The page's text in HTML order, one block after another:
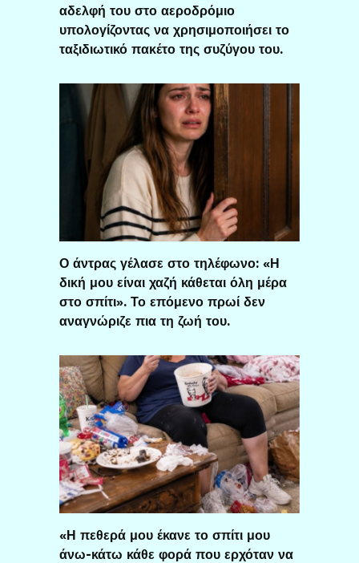
αδελφή του στο αεροδρόμιο
υπολογίζοντας να χρησιμοποιήσει το
ταξιδιωτικό πακέτο της συζύγου του.
Ο άντρας γέλασε στο τηλέφωνο: «Η
δική μου είναι χαζή κάθεται όλη μέρα
στο σπίτι». Το επόμενο πρωί δεν
αναγνώριζε πια τη ζωή του.
«Η πεθερά μου έκανε το σπίτι μου
άνω-κάτω κάθε φορά που ερχόταν να